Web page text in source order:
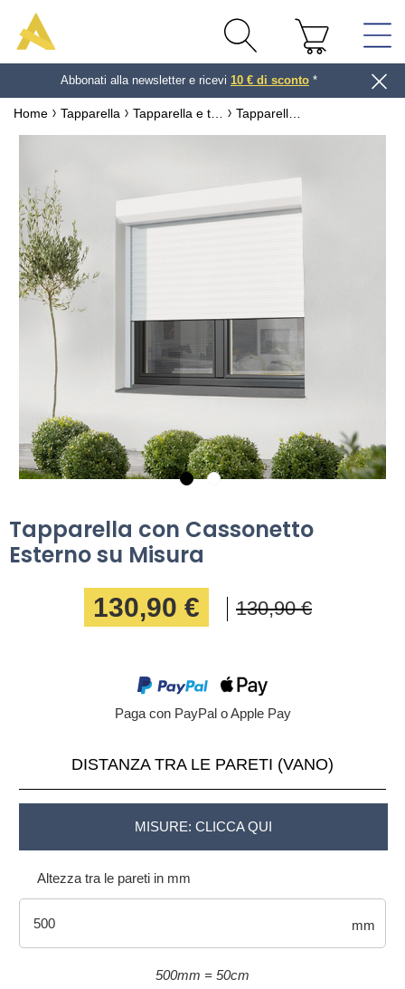
Abbonati alla newsletter e ricevi 10 € di sconto *
Home Tapparella
progetto
Tapparella con Cassonetto
Esterno su Misura
130,90 €
130,90 €
Paga con PayPal o Apple Pay
DISTANZA TRA LE PARETI (VANO)
MISURE: CLICCA QUI
Altezza tra le pareti in mm
mm
500mm = 50cm